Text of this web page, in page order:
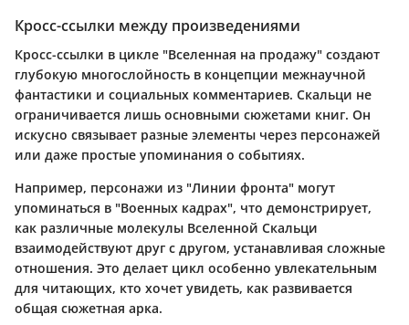
Кросс-ссылки между произведениями
Кросс-ссылки в цикле "Вселенная на продажу" создают
глубокую многослойность в концепции межнаучной
фантастики и социальных комментариев. Скальци не
ограничивается лишь основными сюжетами книг. Он
искусно связывает разные элементы через персонажей
или даже простые упоминания о событиях.
Например, персонажи из "Линии фронта" могут
упоминаться в "Военных кадрах", что демонстрирует,
как различные молекулы Вселенной Скальци
взаимодействуют друг с другом, устанавливая сложные
отношения. Это делает цикл особенно увлекательным
для читающих, кто хочет увидеть, как развивается
общая сюжетная арка.